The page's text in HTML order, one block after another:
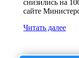
снизились на
сайте
Читать далее